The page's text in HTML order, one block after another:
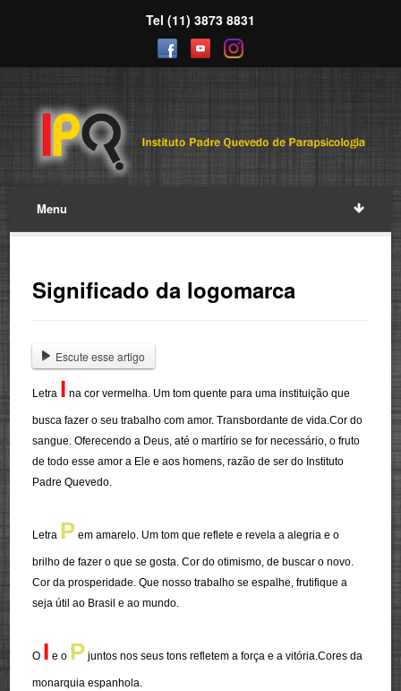
Tel (11) 3873 8831
Menu
Significado da logomarca
Escute esse artigo
Letra I na cor vermelha. Um tom quente para uma instituiçãoque
busca fazer o seu trabalho com amor. Transbordante de vida.Cor do
sangue. Oferecendo a Deus, até o martírio se for necessário, o fruto
de todoesse amor a Ele e aos homens, razão de ser do Instituto
Padre Quevedo.
Letra P em amarelo. Um tom que reflete e revela a alegria e o
brilho de fazer o que se gosta. Cor do otimismo, de buscar o novo.
Cor daprosperidade. Que nosso trabalho se espalhe, frutifique a
seja útil ao Brasil e aomundo.
O I e o P juntos nos seus tons refletem a força e a vitória.Cores da
monarquia espanhola.